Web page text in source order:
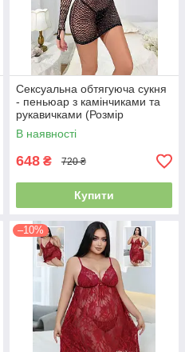
Сексуальна обтягуюча сукня
- пеньюар з камінчиками та
рукавичками (Розмір
універсальний), Чорна
В наявності
648 ₴ 720 ₴
Купити
–10%